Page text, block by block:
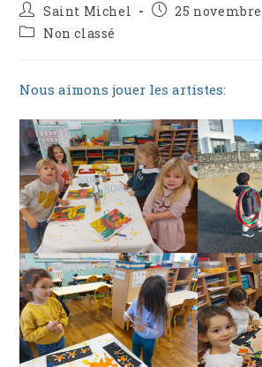
Auteur/autrice
de
la
Saint Michel
Publication
25 novembre
PostNon classé
Nous aimons jouer les artistes: